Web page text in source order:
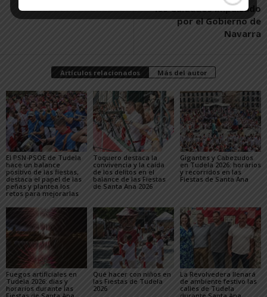
los Cuidados impulsado
por el Gobierno de
Navarra
Artículos relacionados Más del autor
El PSN-PSOE de Tudela
hace un balance
positivo de las fiestas,
destaca el papel de las
peñas y plantea los
retos para mejorarlas
Toquero destaca la
convivencia y la caída
de los delitos en el
balance de las Fiestas
de Santa Ana 2026
Gigantes y Cabezudos
en Tudela 2026: horarios
y recorridos en las
Fiestas de Santa Ana
Fuegos artificiales en
Tudela 2026: días y
horarios durante las
Qué hacer con niños en
las Fiestas de Tudela
2026
La Revolvedera llenará
de ambiente festivo las
calles de Tudela